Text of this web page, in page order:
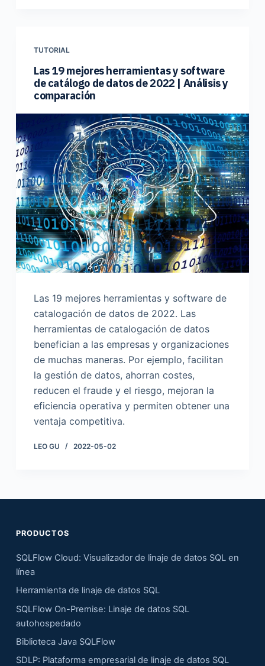
TUTORIAL
Las 19 mejores herramientas y software
de catálogo de datos de 2022 | Análisis y
comparación
Las 19 mejores herramientas y software de
catalogación de datos de 2022. Las
herramientas de catalogación de datos
benefician a las empresas y organizaciones
de muchas maneras. Por ejemplo, facilitan
la gestión de datos, ahorran costes,
reducen el fraude y el riesgo, mejoran la
eficiencia operativa y permiten obtener una
ventaja competitiva.
LEO GU 2022-05-02
PRODUCTOS
SQLFlow Cloud: Visualizador de linaje de datos SQL en
línea
Herramienta de linaje de datos SQL
SQLFlow On-Premise: Linaje de datos SQL
autohospedado
Biblioteca Java SQLFlow
SDLP: Plataforma empresarial de linaje de datos SQL